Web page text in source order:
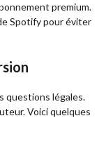
premium.
Spotify pour éviter
questions légales.
Voici quelques